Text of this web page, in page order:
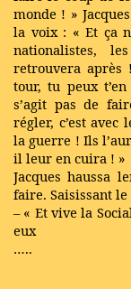
monde ! »
la voix : « Et ça
nationalistes,
retrouvera
tour, tu peux
s’agit pas de
régler, c’est avec
la guerre ! Ils
il leur en cuira ! »
Jacques haussa
faire. Saisissant le
– « Et vive la
eux
…..